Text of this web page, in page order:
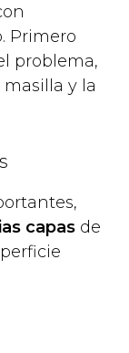
Primero
problema,
y la
capas de